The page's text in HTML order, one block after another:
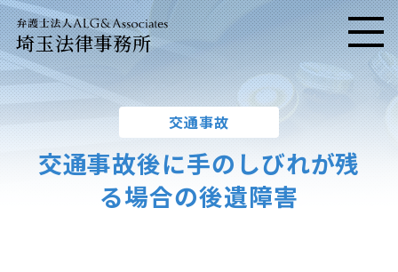
埼玉法律事務所 メニ
交通事故
交通事故後に手のしびれが残
る場合の後遺障害